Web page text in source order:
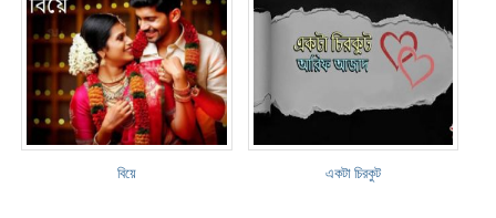
বিয়ে একটা চিরকুট